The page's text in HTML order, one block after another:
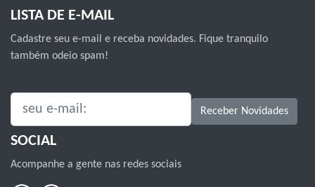
LISTA DE E-MAIL
Cadastre seu e-mail e receba novidades. Fique tranquilo
também odeio spam!
SEU E-MAIL: Receber Novidades
SOCIAL
Acompanhe a gente nas redes sociais